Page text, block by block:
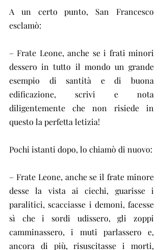
A un certo punto, San Francesco
esclamò:
– Frate Leone, anche se i frati minori
dessero in tutto il mondo un grande
esempio di santità e di buona
edificazione, scrivi e nota
diligentemente che non risiede in
questo la perfetta letizia!
Pochi istanti dopo, lo chiamò di nuovo:
– Frate Leone, anche se il frate minore
desse la vista ai ciechi, guarisse i
paralitici, scacciasse i demoni, facesse
sì che i sordi udissero, gli zoppi
camminassero, i muti parlassero e,
ancora di più, risuscitasse i morti,